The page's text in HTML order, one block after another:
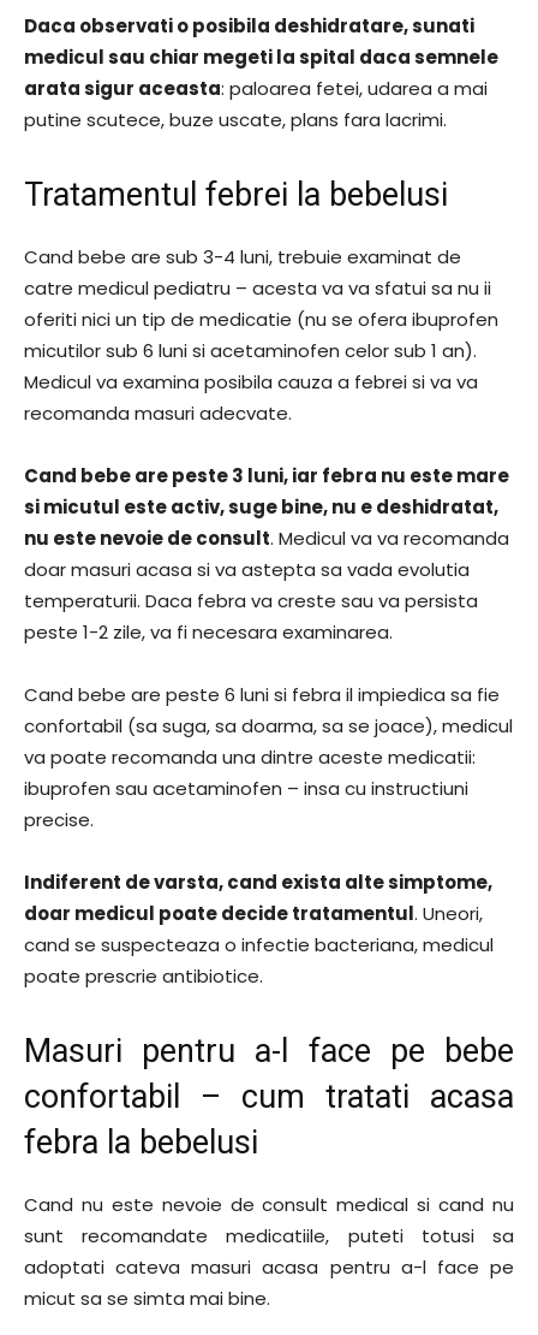
Daca observati o posibila deshidratare, sunati
medicul sau chiar megeti la spital daca semnele
arata sigur aceasta: paloarea fetei, udarea a mai
putine scutece, buze uscate, plans fara lacrimi.
Tratamentul febrei la bebelusi
Cand bebe are sub 3-4 luni, trebuie examinat de
catre medicul pediatru – acesta va va sfatui sa nu ii
oferiti nici un tip de medicatie (nu se ofera ibuprofen
micutilor sub 6 luni si acetaminofen celor sub 1 an).
Medicul va examina posibila cauza a febrei si va va
recomanda masuri adecvate.
Cand bebe are peste 3 luni, iar febra nu este mare
si micutul este activ, suge bine, nu e deshidratat,
nu este nevoie de consult. Medicul va va recomanda
doar masuri acasa si va astepta sa vada evolutia
temperaturii. Daca febra va creste sau va persista
peste 1-2 zile, va fi necesara examinarea.
Cand bebe are peste 6 luni si febra il impiedica sa fie
confortabil (sa suga, sa doarma, sa se joace), medicul
va poate recomanda una dintre aceste medicatii:
ibuprofen sau acetaminofen – insa cu instructiuni
precise.
Indiferent de varsta, cand exista alte simptome,
doar medicul poate decide tratamentul. Uneori,
cand se suspecteaza o infectie bacteriana, medicul
poate prescrie antibiotice.
Masuri pentru a-l face pe bebe
confortabil – cum tratati acasa
febra la bebelusi
Cand nu este nevoie de consult medical si cand nu
sunt recomandate medicatiile, puteti totusi sa
adoptati cateva masuri acasa pentru a-l face pe
micut sa se simta mai bine.